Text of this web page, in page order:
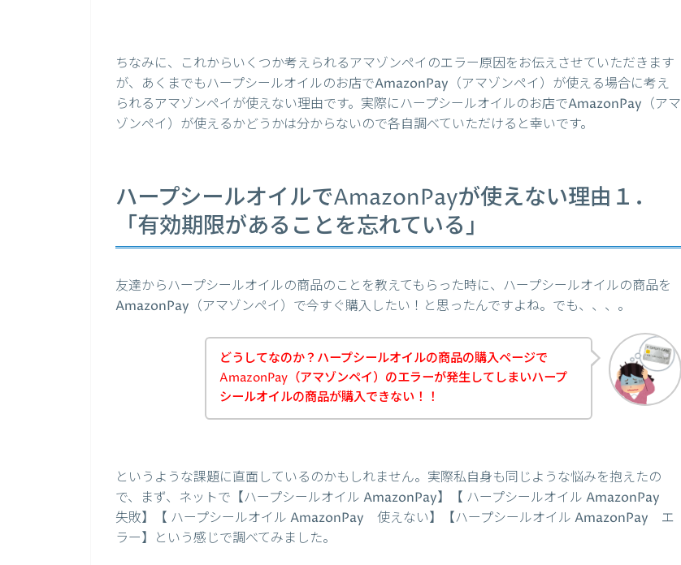
ちなみに、これからいくつか考えられるアマゾンペイのエラー原因をお伝えさせていただきます
が、あくまでもハープシールオイルのお店でAmazonPay（アマゾンペイ）が使える場合に考え
られるアマゾンペイが使えない理由です。実際にハープシールオイルのお店でAmazonPay（アマ
ゾンペイ）が使えるかどうかは分からないので各自調べていただけると幸いです。
ハープシールオイルでAmazonPayが使えない理由１．
「有効期限があることを忘れている」
友達からハープシールオイルの商品のことを教えてもらった時に、ハープシールオイルの商品を
AmazonPay（アマゾンペイ）で今すぐ購入したい！と思ったんですよね。でも、、、。
どうしてなのか？ハープシールオイルの商品の購入ページで
AmazonPay（アマゾンペイ）のエラーが発生してしまいハープ
シールオイルの商品が購入できない！！
というような課題に直面しているのかもしれません。実際私自身も同じような悩みを抱えたの
で、まず、ネットで【ハープシールオイル AmazonPay】【 ハープシールオイル AmazonPay
失敗】【 ハープシールオイル AmazonPay 使えない】【ハープシールオイル AmazonPay エ
ラー】という感じで調べてみました。